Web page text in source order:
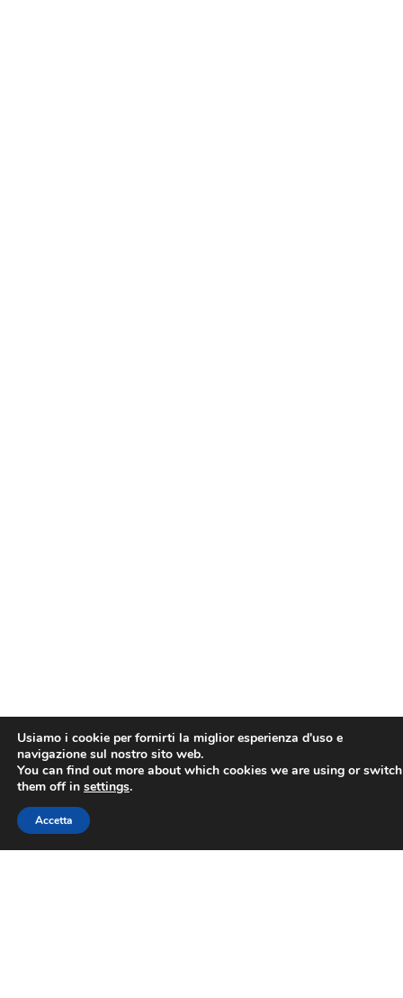
Usiamo i cookie per fornirti la miglior esperienza d'uso e
navigazione sul nostro sito web.
You can find out more about which cookies we are using or switch
them off in settings.
Accetta